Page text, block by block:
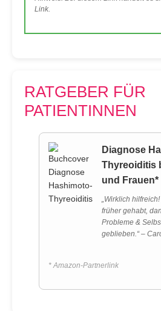
Link.
RATGEBER FÜR
PATIENTINNEN
Diagnose
Thyreoiditis
und Frauen*
„Wirklich
früher gehabt,
Probleme &
geblieben.“ –
* Amazon-Partnerlink